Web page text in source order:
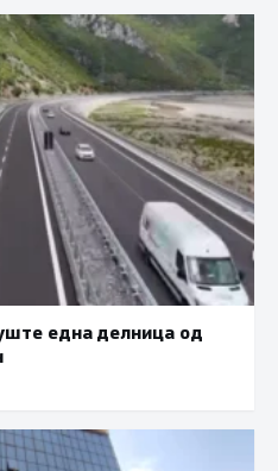
една делница од